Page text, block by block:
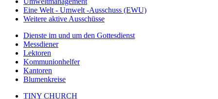
Eine Welt - Umwelt -Ausschuss (EWU)
Weitere aktive Ausschüsse
Dienste im und um den Gottesdienst
Messdiener
Lektoren
Kommunionhelfer
Kantoren
Blumenkreise
TINY CHURCH